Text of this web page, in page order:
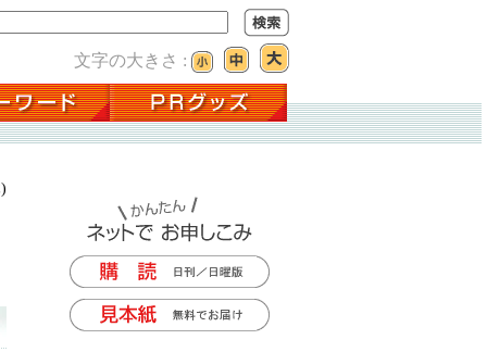
文字の大きさ :